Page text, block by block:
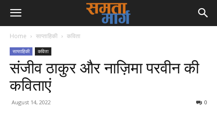
Home साप्ताहिकी कविता
साप्ताहिकी कविता
संजीव ठाकुर और नाज़िमा परवीन की
कविताएं
August 14, 2022 0